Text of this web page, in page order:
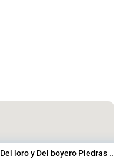
Del loro y Del boyero Piedras ...